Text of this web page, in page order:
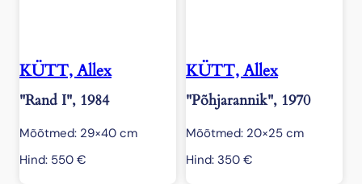
KÜTT, Allex
"Rand I", 1984
Mõõtmed: 29×40 cm
Hind: 550 €
KÜTT, Allex
"Põhjarannik", 1970
Mõõtmed: 20×25 cm
Hind: 350 €